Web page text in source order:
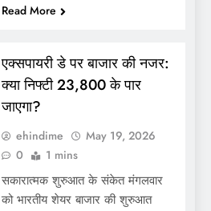
Read More
एक्सपायरी डे पर बाजार की नजर:
क्या निफ्टी 23,800 के पार
जाएगा?
ehindime
May 19, 2026
0
1 mins
सकारात्मक शुरुआत के संकेत मंगलवार
को भारतीय शेयर बाजार की शुरुआत